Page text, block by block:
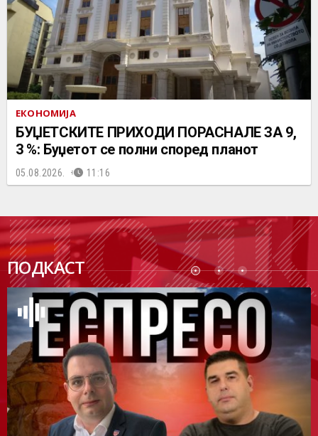
ЕКОНОМИЈА
БУЏЕТСКИТЕ ПРИХОДИ ПОРАСНАЛЕ ЗА 9,
3 %: Буџетот се полни според планот
05.08.2026. 11:16
ПОДКАСТ
ПОДК
АСТ